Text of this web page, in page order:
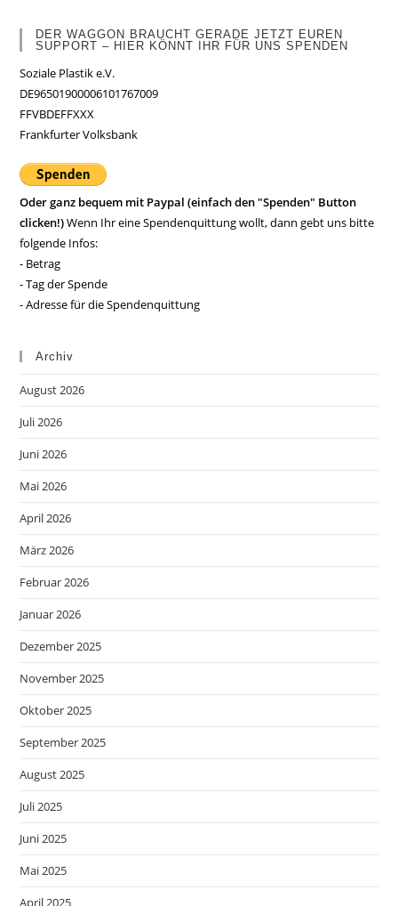
DER WAGGON BRAUCHT GERADE JETZT EUREN
SUPPORT – HIER KÖNNT IHR FÜR UNS SPENDEN
Soziale Plastik e.V.
DE96501900006101767009
FFVBDEFFXXX
Frankfurter Volksbank
Oder ganz bequem mit Paypal (einfach den "Spenden" Button
clicken!)Wenn Ihr eine Spendenquittung wollt, dann gebt uns bitte
folgende Infos:
- Betrag
- Tag der Spende
- Adresse für die Spendenquittung
Archiv
August 2026
Juli 2026
Juni 2026
Mai 2026
April 2026
März 2026
Februar 2026
Januar 2026
Dezember 2025
November 2025
Oktober 2025
September 2025
August 2025
Juli 2025
Juni 2025
Mai 2025
April 2025